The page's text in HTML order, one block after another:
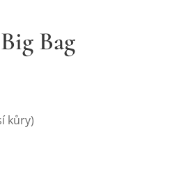
Bag
kůry)